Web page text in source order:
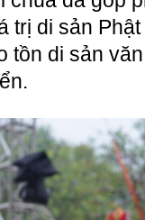
trị di sản
tồn di sản